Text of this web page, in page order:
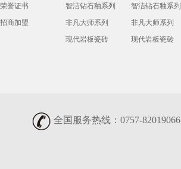
荣誉证书
招商加盟
智洁钻石釉系列
非凡大师系列
现代岩板瓷砖
智洁钻石釉系列
非凡大师系列
现代岩板瓷砖
全国服务热线：0757-82019066